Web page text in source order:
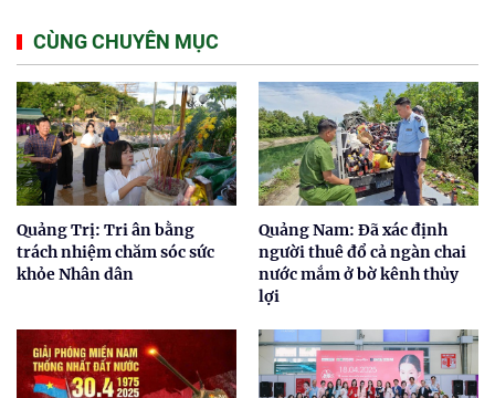
CÙNG CHUYÊN MỤC
Quảng Trị: Tri ân bằng
trách nhiệm chăm sóc sức
khỏe Nhân dân
Quảng Nam: Đã xác định
người thuê đổ cả ngàn chai
nước mắm ở bờ kênh thủy
lợi